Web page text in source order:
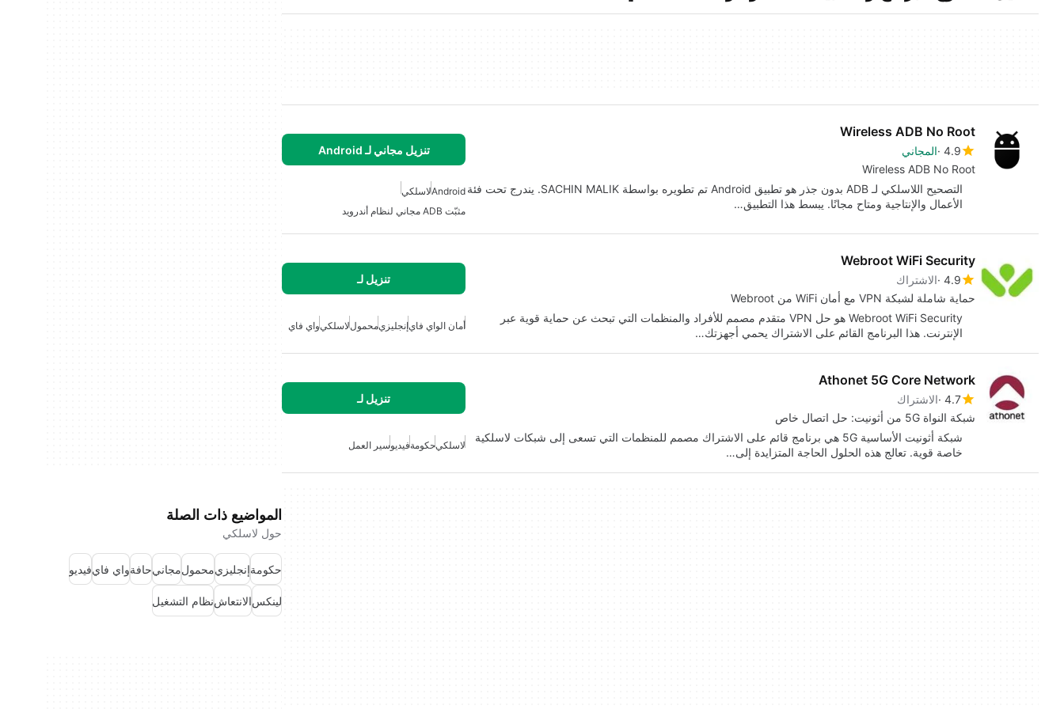
Wireless ADB No Root
4.9 المجاني
Wireless ADB No Root
تنزيل مجاني لـ Android
التصحيح اللاسلكي لـ ADB بدون جذر هو تطبيق Android تم تطويره بواسطة SACHIN MALIK. يندرج تحت فئة
الأعمال والإنتاجية ومتاح مجانًا. يبسط هذا التطبيق…
Androidلاسلكي
مثبّت ADB مجاني لنظام أندرويد
Webroot WiFi Security
4.9 الاشتراك
حماية شاملة لشبكة VPN مع أمان WiFi من Webroot
تنزيل لـ
Webroot WiFi Security هو حل VPN متقدم مصمم للأفراد والمنظمات التي تبحث عن حماية قوية عبر
الإنترنت. هذا البرنامج القائم على الاشتراك يحمي أجهزتك…
أمان الواي فايإنجليزيمحموللاسلكيواي فاي
Athonet 5G Core Network
4.7 الاشتراك
شبكة النواة 5G من أثونيت: حل اتصال خاص
تنزيل لـ
شبكة أثونيت الأساسية 5G هي برنامج قائم على الاشتراك مصمم للمنظمات التي تسعى إلى شبكات لاسلكية
خاصة قوية. تعالج هذه الحلول الحاجة المتزايدة إلى…
لاسلكيحكومةفيديوسير العمل
المواضيع ذات الصلة
حول لاسلكي
حكومةإنجليزيمحمولمجانيحافةواي فايفيديو
لينكسالانتعاشنظام التشغيل